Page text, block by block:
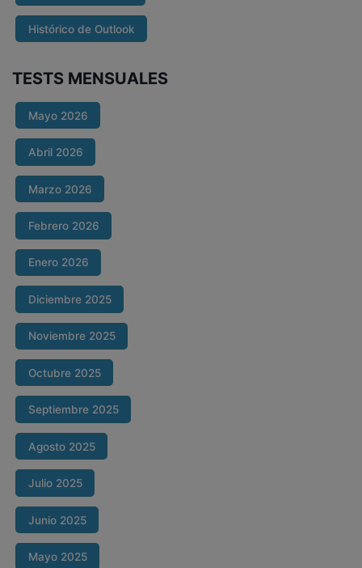
Histórico de Outlook
TESTS MENSUALES
Mayo 2026
Abril 2026
Marzo 2026
Febrero 2026
Enero 2026
Diciembre 2025
Noviembre 2025
Octubre 2025
Septiembre 2025
Agosto 2025
Julio 2025
Junio 2025
Mayo 2025